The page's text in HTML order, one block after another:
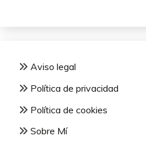
Aviso legal
Política de privacidad
Política de cookies
Sobre Mí